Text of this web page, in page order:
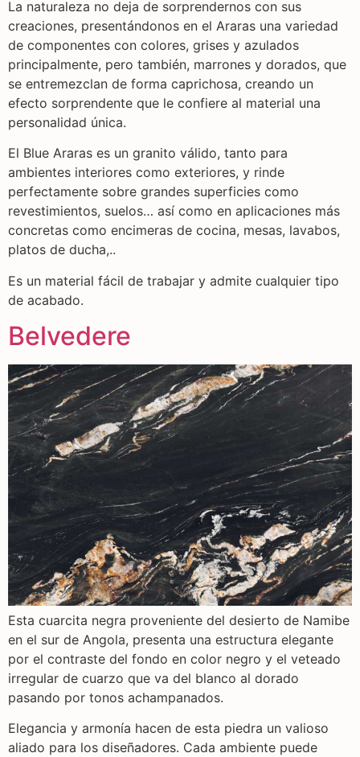
La naturaleza no deja de sorprendernos con sus
creaciones, presentándonos en el Araras una variedad
de componentes con colores, grises y azulados
principalmente, pero también, marrones y dorados, que
se entremezclan de forma caprichosa, creando un
efecto sorprendente que le confiere al material una
personalidad única.
El Blue Araras es un granito válido, tanto para
ambientes interiores como exteriores, y rinde
perfectamente sobre grandes superficies como
revestimientos, suelos… así como en aplicaciones más
concretas como encimeras de cocina, mesas, lavabos,
platos de ducha,..
Es un material fácil de trabajar y admite cualquier tipo
de acabado.
Belvedere
Esta cuarcita negra proveniente del desierto de Namibe
en el sur de Angola, presenta una estructura elegante
por el contraste del fondo en color negro y el veteado
irregular de cuarzo que va del blanco al dorado
pasando por tonos achampanados.
Elegancia y armonía hacen de esta piedra un valioso
aliado para los diseñadores. Cada ambiente puede